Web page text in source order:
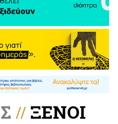
// ΞΕΝΟΙ